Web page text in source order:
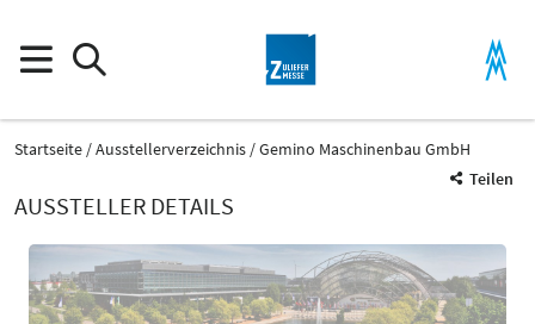
Startseite Ausstellerverzeichnis
Gemino Maschinenbau GmbH
Teilen
AUSSTELLER DETAILS